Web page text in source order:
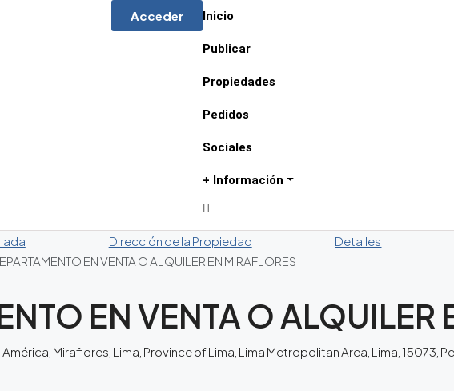
Acceder Inicio
Publicar
Propiedades
Pedidos
Sociales
+ Información
Dirección de la Propiedad Detalles
EN VENTA O ALQUILER EN MIRAFLORES
EN VENTA O ALQUILER
Miraflores, Lima, Province of Lima, Lima Metropolitan Area, Lima, 15073,